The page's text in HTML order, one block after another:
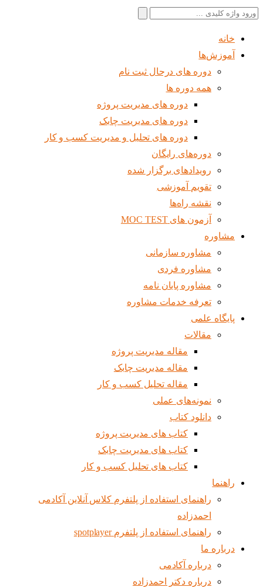
جستجو
خانه
آموزش‌ها
دوره های درحال ثبت نام
همه دوره ها
دوره های مدیریت پروژه
دوره های مدیریت چابک
دوره های تحلیل و مدیریت کسب و کار
دوره‌های رایگان
رویدادهای برگزار شده
تقویم آموزشی
نقشه راه‌ها
آزمون های MOC TEST
مشاوره
مشاوره سازمانی
مشاوره فردی
مشاوره پایان نامه
تعرفه خدمات مشاوره
پایگاه علمی
مقالات
مقاله مدیریت پروژه
مقاله مدیریت چابک
مقاله تحلیل کسب و کار
نمونه‌های عملی
دانلود کتاب
کتاب های مدیریت پروژه
کتاب های مدیریت چابک
کتاب های تحلیل کسب و کار
راهنما
راهنمای استفاده از پلتفرم کلاس آنلاین آکادمی
احمدزاده
راهنمای استفاده از پلتفرم spotplayer
درباره ما
درباره آکادمی
درباره دکتر احمدزاده